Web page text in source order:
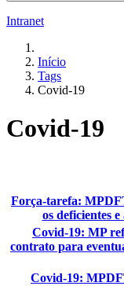
Intranet
Início
Tags
Covid-19
Covid-19
Força-tarefa:
os deficientes
Covid-19: MP
contrato para
Covid-19: